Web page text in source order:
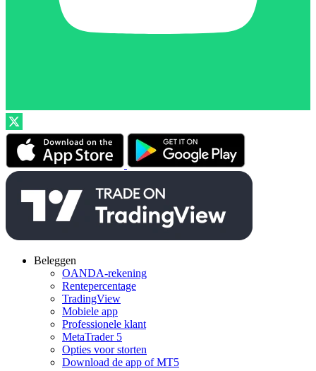
Beleggen
OANDA-rekening
Rentepercentage
TradingView
Mobiele app
Professionele klant
MetaTrader 5
Opties voor storten
Download de app of MT5